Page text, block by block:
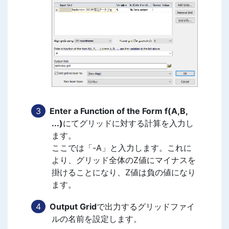
Enter a Function of the Form f(A,B,
...)にてグリッドに対する計算を入力し
ます。
ここでは「-A」と入力します。これに
より、グリッド全体のZ値にマイナスを
掛けることになり、Z値は負の値になり
ます。
Output Gridで出力するグリッドファイ
ルの名前を設定します。